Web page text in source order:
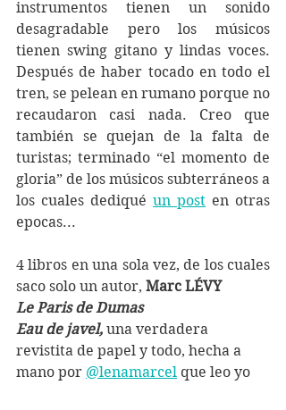
instrumentos tienen un sonido
desagradable pero los músicos
tienen swing gitano y lindas voces.
Después de haber tocado en todo el
tren, se pelean en rumano porque no
recaudaron casi nada. Creo que
también se quejan de la falta de
turistas; terminado “el momento de
gloria” de los músicos subterráneos a
los cuales dediqué un post en otras
epocas...
4 libros en una sola vez, de los cuales
saco solo un autor, Marc LÉVY
Le Paris de Dumas
Eau de javel, una verdadera
revistita de papel y todo, hecha a
mano por @lenamarcel que leo yo